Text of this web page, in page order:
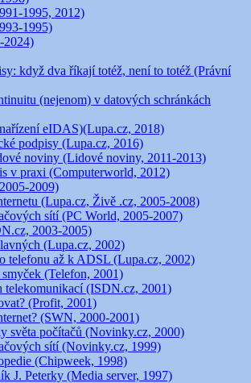
1995, 2012)
1995)
2024)
když dva říkají totéž, není to totéž (Právní
(nejenom) v datových schránkách
eIDAS)(Lupa.cz, 2018)
podpisy (Lupa.cz, 2016)
noviny (Lidové noviny, 2011-2013)
v praxi (Computerworld, 2012)
2009)
(Lupa.cz, Živě .cz, 2005-2008)
sítí (PC World, 2005-2007)
2003-2005)
(Lupa.cz, 2002)
telefonu až k ADSL (Lupa.cz, 2002)
(Telefon, 2001)
telekomunikací (ISDN.cz, 2001)
(Profit, 2001)
(SWN, 2000-2001)
světa počítačů (Novinky.cz, 2000)
sítí (Novinky.cz, 1999)
(Chipweek, 1998)
J. Peterky (Media server, 1997)